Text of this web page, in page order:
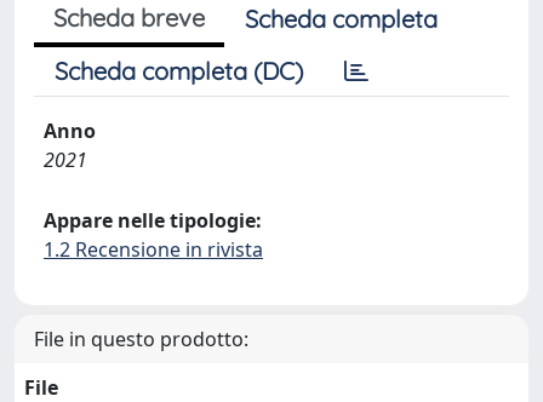
Scheda breve
Scheda completa
Scheda completa (DC)
Anno
2021
Appare nelle tipologie:
1.2 Recensione in rivista
File in questo prodotto:
File